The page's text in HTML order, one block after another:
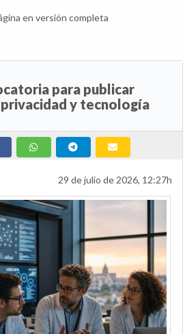
en versión completa
para publicar
y tecnología
29 de julio de 2026, 12:27h